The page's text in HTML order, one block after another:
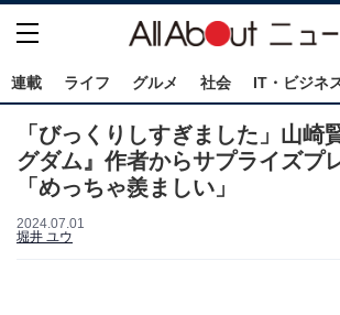
連載 ライフ グルメ 社会 IT・ビジネ
「びっくりしすぎました」山崎
グダム』作者からサプライズプ
「めっちゃ羨ましい」
2024.07.01
堀井 ユウ